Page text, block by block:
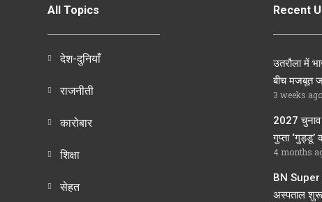
All Topics
देश-दुनियाँ
राजनीती
कारोबार
शिक्षा
सेहत
Recent
उतरौला में
बीच मजबूत
3 weeks ago
2027 चुनाव
गुप्ता ‘गुड्डू’
4 months
BN
अस्पताल